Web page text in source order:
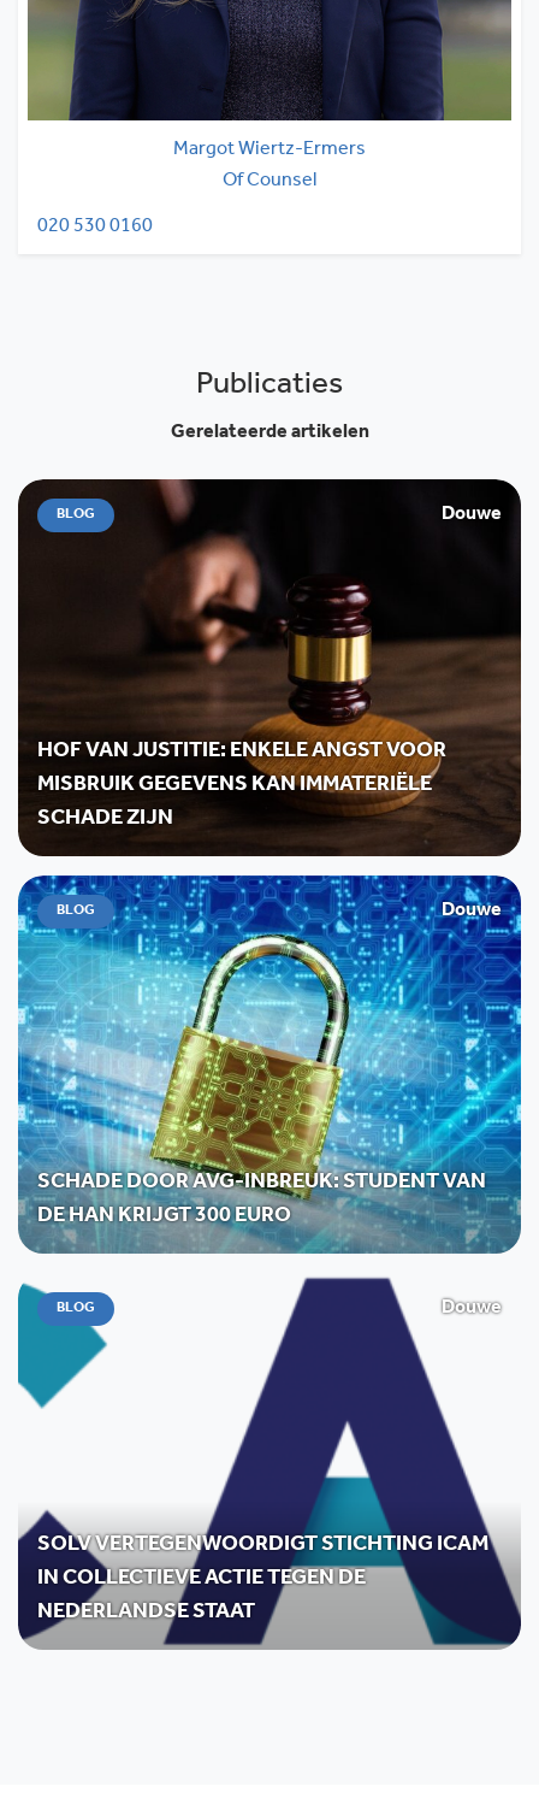
Margot Wiertz-Ermers
Of Counsel
020 530 0160
Publicaties
Gerelateerde artikelen
BLOG Douwe
HOF VAN JUSTITIE: ENKELE ANGST VOOR
MISBRUIK GEGEVENS KAN IMMATERIËLE
SCHADE ZIJN
BLOG Douwe
SCHADE DOOR AVG-INBREUK: STUDENT VAN
DE HAN KRIJGT 300 EURO
BLOG Douwe
SOLV VERTEGENWOORDIGT STICHTING ICAM
IN COLLECTIEVE ACTIE TEGEN DE
NEDERLANDSE STAAT